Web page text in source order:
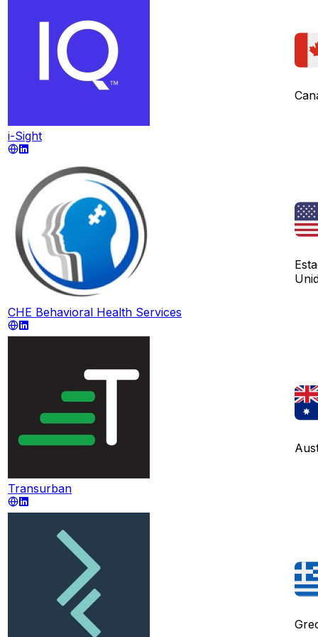
i-Sight
CHE Behavioral Health Services
Transurban